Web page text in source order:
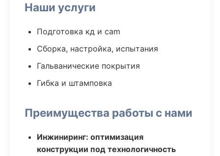
Наши услуги
Подготовка кд и cam
Сборка, настройка, испытания
Гальванические покрытия
Гибка и штамповка
Преимущества работы с нами
Инжиниринг: оптимизация
конструкции под технологичность